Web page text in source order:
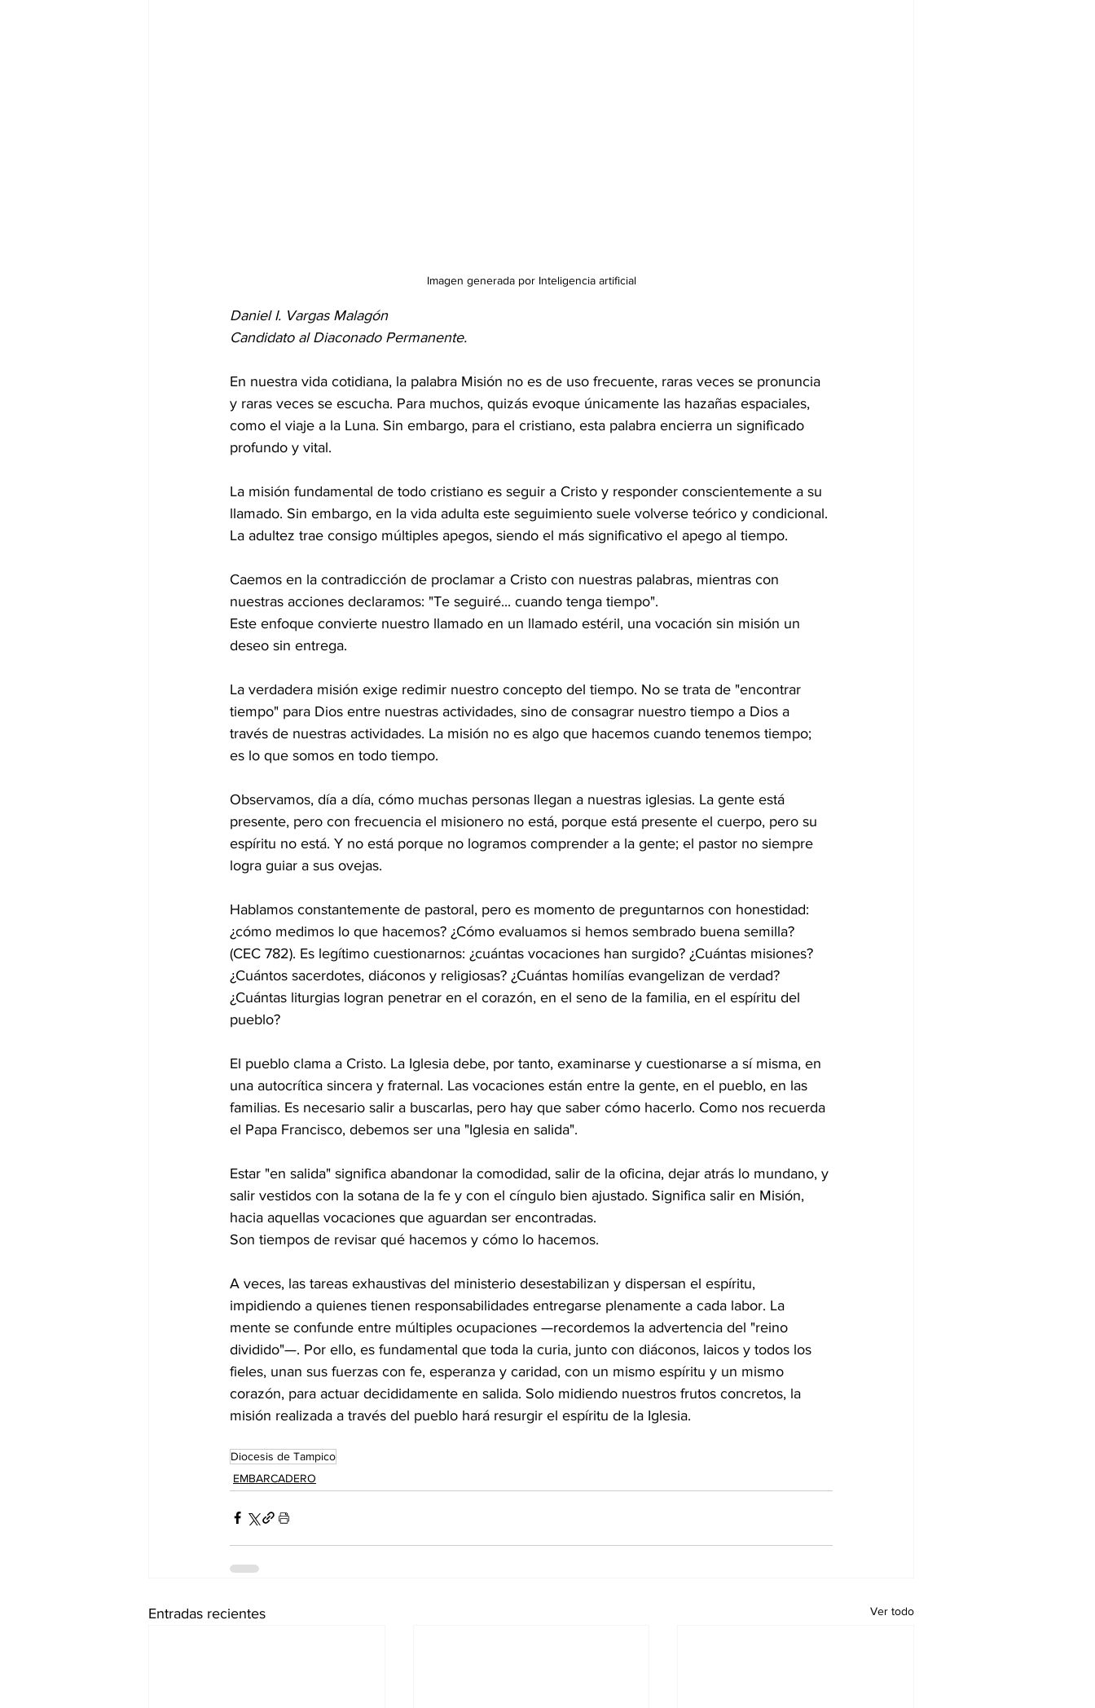
Imagen generada por Inteligencia artificial
Daniel I. Vargas Malagón
Candidato al Diaconado Permanente.
En nuestra vida cotidiana, la palabra Misión no es de uso frecuente, raras veces se pronuncia
y raras veces se escucha. Para muchos, quizás evoque únicamente las hazañas espaciales,
como el viaje a la Luna. Sin embargo, para el cristiano, esta palabra encierra un significado
profundo y vital.
La misión fundamental de todo cristiano es seguir a Cristo y responder conscientemente a su
llamado. Sin embargo, en la vida adulta este seguimiento suele volverse teórico y condicional.
La adultez trae consigo múltiples apegos, siendo el más significativo el apego al tiempo.
Caemos en la contradicción de proclamar a Cristo con nuestras palabras, mientras con
nuestras acciones declaramos: "Te seguiré... cuando tenga tiempo".
Este enfoque convierte nuestro llamado en un llamado estéril, una vocación sin misión un
deseo sin entrega.
La verdadera misión exige redimir nuestro concepto del tiempo. No se trata de "encontrar
tiempo" para Dios entre nuestras actividades, sino de consagrar nuestro tiempo a Dios a
través de nuestras actividades. La misión no es algo que hacemos cuando tenemos tiempo;
es lo que somos en todo tiempo.
Observamos, día a día, cómo muchas personas llegan a nuestras iglesias. La gente está
presente, pero con frecuencia el misionero no está, porque está presente el cuerpo, pero su
espíritu no está. Y no está porque no logramos comprender a la gente; el pastor no siempre
logra guiar a sus ovejas.
Hablamos constantemente de pastoral, pero es momento de preguntarnos con honestidad:
¿cómo medimos lo que hacemos? ¿Cómo evaluamos si hemos sembrado buena semilla?
(CEC 782). Es legítimo cuestionarnos: ¿cuántas vocaciones han surgido? ¿Cuántas misiones?
¿Cuántos sacerdotes, diáconos y religiosas? ¿Cuántas homilías evangelizan de verdad?
¿Cuántas liturgias logran penetrar en el corazón, en el seno de la familia, en el espíritu del
pueblo?
El pueblo clama a Cristo. La Iglesia debe, por tanto, examinarse y cuestionarse a sí misma, en
una autocrítica sincera y fraternal. Las vocaciones están entre la gente, en el pueblo, en las
familias. Es necesario salir a buscarlas, pero hay que saber cómo hacerlo. Como nos recuerda
el Papa Francisco, debemos ser una "Iglesia en salida".
Estar "en salida" significa abandonar la comodidad, salir de la oficina, dejar atrás lo mundano, y
salir vestidos con la sotana de la fe y con el cíngulo bien ajustado. Significa salir en Misión,
hacia aquellas vocaciones que aguardan ser encontradas.
Son tiempos de revisar qué hacemos y cómo lo hacemos.
A veces, las tareas exhaustivas del ministerio desestabilizan y dispersan el espíritu,
impidiendo a quienes tienen responsabilidades entregarse plenamente a cada labor. La
mente se confunde entre múltiples ocupaciones —recordemos la advertencia del "reino
dividido"—. Por ello, es fundamental que toda la curia, junto con diáconos, laicos y todos los
fieles, unan sus fuerzas con fe, esperanza y caridad, con un mismo espíritu y un mismo
corazón, para actuar decididamente en salida. Solo midiendo nuestros frutos concretos, la
misión realizada a través del pueblo hará resurgir el espíritu de la Iglesia.
Diocesis de Tampico
EMBARCADERO
Entradas recientes Ver todo